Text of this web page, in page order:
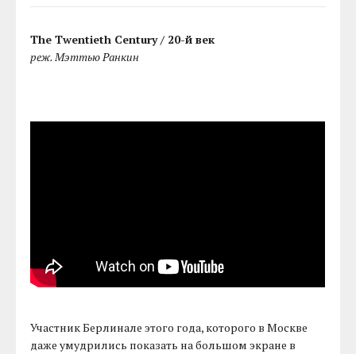
The Twentieth Century / 20-й век
реж. Мэттью Ранкин
Участник Берлинале этого года, которого в Москве
даже умудрились показать на большом экране в